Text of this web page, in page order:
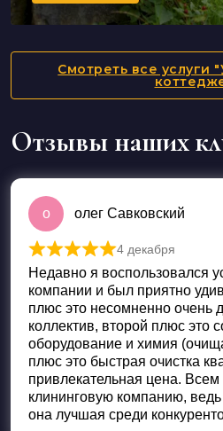
Смотреть все услуги
Отзывы наших
о олег Савковский
Оценка 5 из 5
4 декабря
Недавно я воспользовался
компании и был приятно
плюс это несомненно очень
коллектив, второй плюс это
оборудование и химия
плюс это быстрая очистка
привлекательная цена.
клининговую компанию,
она лучшая среди